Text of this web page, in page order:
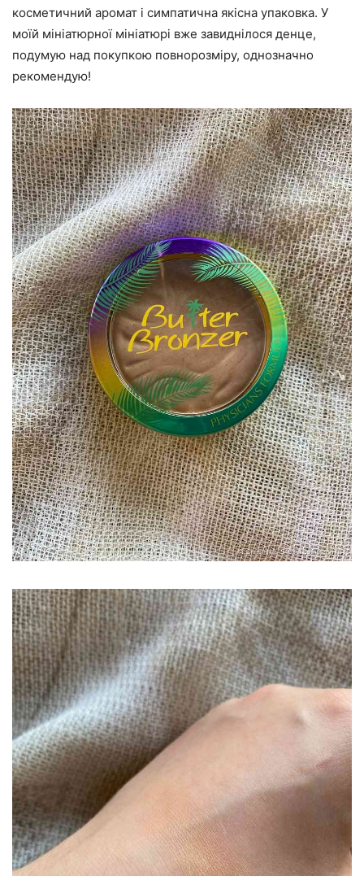
косметичний аромат і симпатична якісна упаковка. У
моїй мініатюрної мініатюрі вже завиднілося денце,
подумую над покупкою повнорозміру, однозначно
рекомендую!